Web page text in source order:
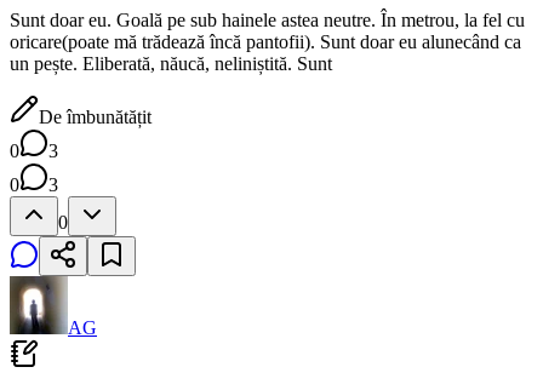
Sunt doar eu. Goală pe sub hainele astea neutre. În metrou, la fel cu
oricare(poate mă trădează încă pantofii). Sunt doar eu alunecând ca
un pește. Eliberată, năucă, neliniștită. Sunt
De îmbunătățit
0
3
0
3
0
AG